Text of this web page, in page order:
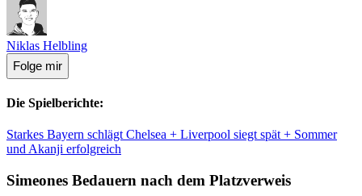
Niklas Helbling
Folge mir
Die Spielberichte:
Starkes Bayern schlägt Chelsea + Liverpool siegt spät + Sommer
und Akanji erfolgreich
Simeones Bedauern nach dem Platzverweis